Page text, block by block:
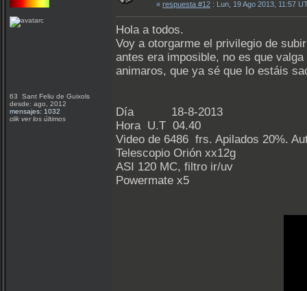
63 Sant Feliu de Guixols
desde: ago, 2012
mensajes: 1032
clik ver los últimos
« respuesta #12 : Lun, 19 Ago 2013, 11:57
Hola a todos.
Voy a otorgarme el privilegio de
antes era imposible, no es que
animaros, que ya sé que lo estáis
Día 18-8-2013
Hora U.T 04.40
Video de 6486 frs. Apilados 20%.
Telescopio Orión xx12g
ASI 120 MC, filtro ir/uv
Powermate x5